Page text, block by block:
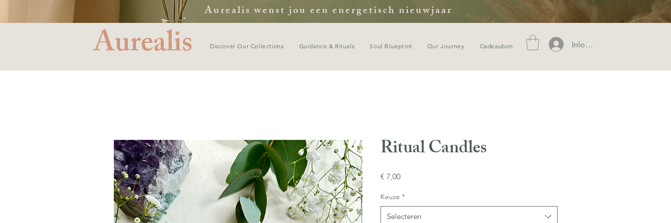
Aurealis wenst jou een energetisch nieuwjaar
Aurealis Discover Our Collections Guidance & Rituals Soul Blueprint Our Journey Cadeaubon Inloggen
Ritual Candles
€ 7,00Prijs
Keuze *
Selecteren